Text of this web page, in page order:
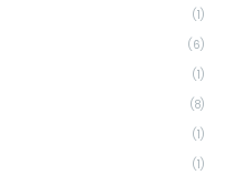
(1)
(6)
(1)
(8)
(1)
(1)